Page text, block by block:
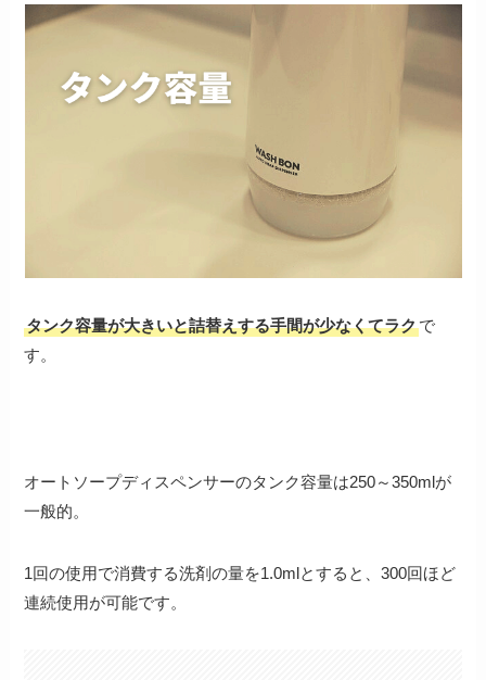
タンク容量が大きいと詰替えする手間が少なくてラクで
す。
オートソープディスペンサーのタンク容量は250～350mlが
一般的。
1回の使用で消費する洗剤の量を1.0mlとすると、300回ほど
連続使用が可能です。